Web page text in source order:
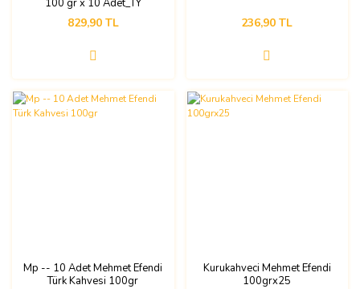
829,90 TL 236,90 TL
Mp -- 10 Adet Mehmet Efendi
Türk Kahvesi 100gr
Kurukahveci Mehmet Efendi
100grx25